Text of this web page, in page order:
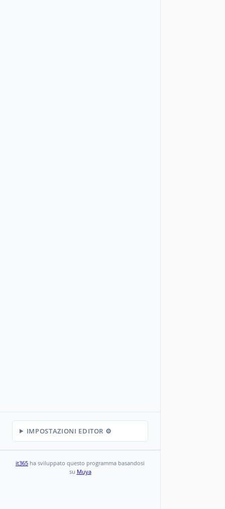
IMPOSTAZIONI EDITOR ⚙️
it365 ha sviluppato questo programma basandosi
su Muya